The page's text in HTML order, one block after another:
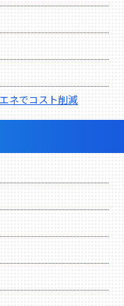
ネでコスト削減